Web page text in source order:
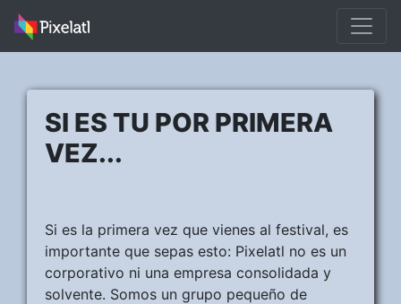
SI ES TU POR PRIMERA
VEZ...
Si es la primera vez que vienes al festival, es
importante que sepas esto: Pixelatl no es un
corporativo ni una empresa consolidada y
solvente. Somos un grupo pequeño de